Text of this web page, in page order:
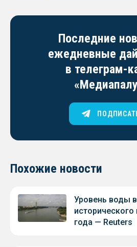
Последние
ежедневные
в телеграм-
Похожие новости
Уровень воды
года — Reuters